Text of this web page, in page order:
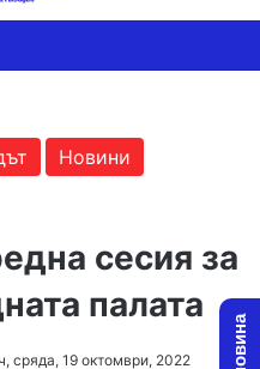
Новини
сесия за
палата
сряда, 19 октомври, 2022